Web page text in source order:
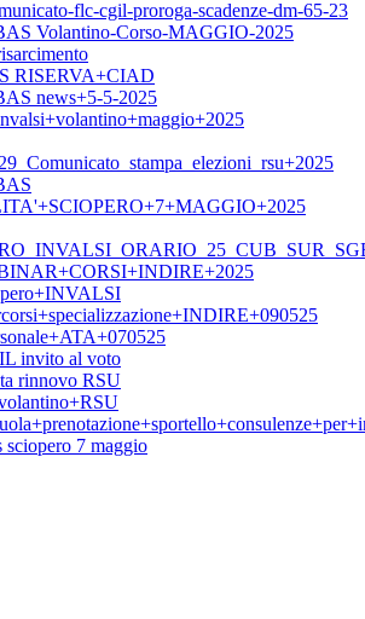
flc-cgil-proroga-scadenze-dm-65-23
Volantino-Corso-MAGGIO-2025
RISERVA+CIAD
news+5-5-2025
invito al voto
rinnovo RSU
sciopero 7 maggio